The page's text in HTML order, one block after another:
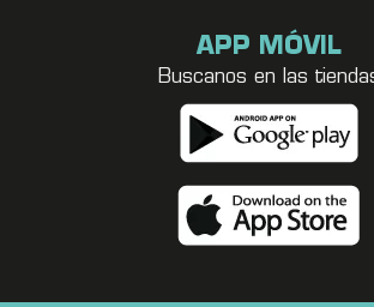
APP MÓVIL
Buscanos en las